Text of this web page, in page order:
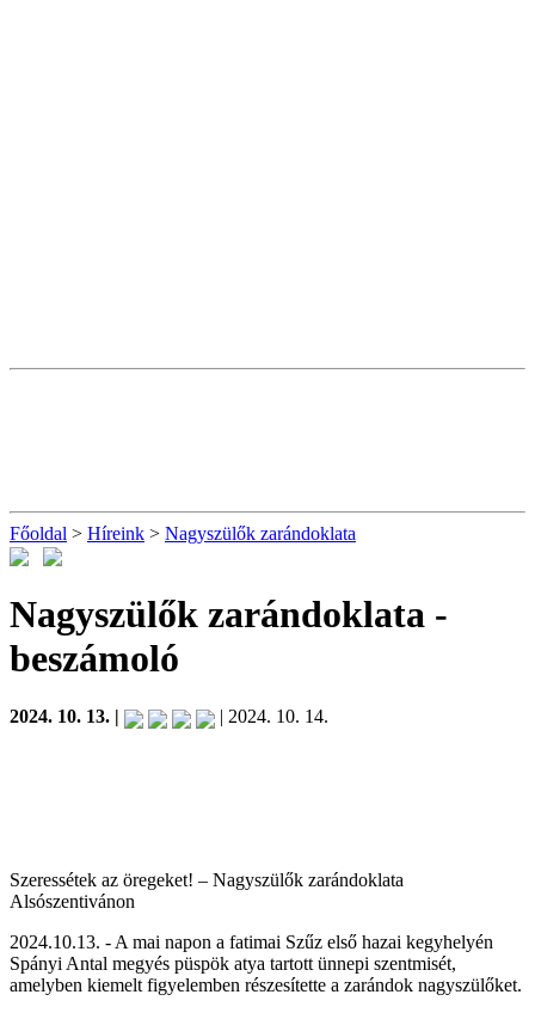
Főoldal > Híreink > Nagyszülők zarándoklata
Nagyszülők zarándoklata -
beszámoló
2024. 10. 13. | | 2024. 10. 14.
Szeressétek az öregeket! – Nagyszülők zarándoklata
Alsószentivánon
2024.10.13. - A mai napon a fatimai Szűz első hazai kegyhelyén
Spányi Antal megyés püspök atya tartott ünnepi szentmisét,
amelyben kiemelt figyelemben részesítette a zarándok nagyszülőket.